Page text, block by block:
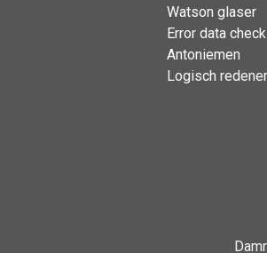
Watson glaser
Error data
Antoniemen
Logisch